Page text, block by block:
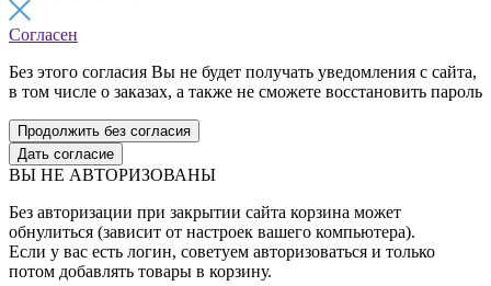
Согласен
Без этого согласия Вы не будет получать уведомления с сайта,
в том числе о заказах, а также не сможете восстановить пароль
Продолжить без согласия
Дать согласие
ВЫ НЕ АВТОРИЗОВАНЫ
Без авторизации при закрытии сайта корзина может
обнулиться (зависит от настроек вашего компьютера).
Если у вас есть логин, советуем авторизоваться и только
потом добавлять товары в корзину.